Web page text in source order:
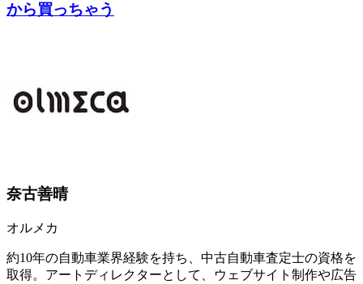
から買っちゃう
奈古善晴
オルメカ
約10年の自動車業界経験を持ち、中古自動車査定士の資格を
取得。アートディレクターとして、ウェブサイト制作や広告